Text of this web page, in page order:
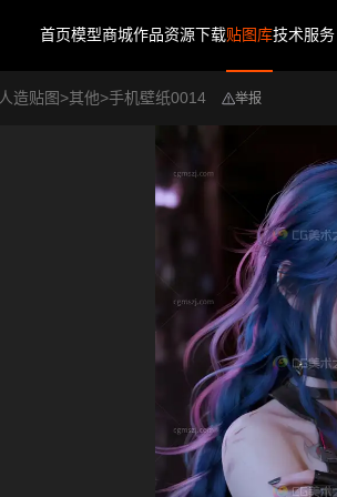
首页模型商城作品资源下载贴图库技术服务
人造贴图>其他>手机壁纸0014 举报